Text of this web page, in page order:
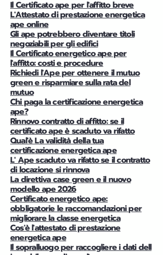
Il Certificato ape per l'affitto breve
L'Attestato di prestazione energetica
ape online
Gli ape potrebbero diventare titoli
negoziabili per gli edifici
Il Certificato energetico ape per
l'affitto: costi e procedure
Richiedi l'Ape per ottenere il mutuo
green e risparmiare sulla rata del
mutuo
Chi paga la certificazione energetica
ape?
Rinnovo contratto di affitto: se il
certificato ape è scaduto va rifatto
Qual'è La validità della tua
certificazione energetica ape
L' Ape scaduto va rifatto se il contratto
di locazione si rinnova
La direttiva case green e il nuovo
modello ape 2026
Certificato energetico ape:
obbligatorie le raccomandazioni per
migliorare la classe energetica
Cos'è l'attestato di prestazione
energetica ape
Il sopralluogo per raccogliere i dati dell